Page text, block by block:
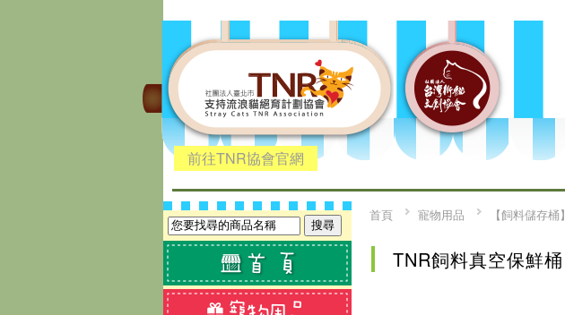
前往TNR協會官網
首頁 寵物用品 【飼料儲存桶】
TNR飼料真空保鮮桶